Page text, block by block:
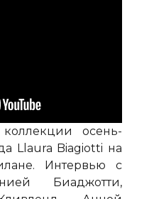
осень-
Llaura Biagiotti на
Интервью с
Биаджотти,